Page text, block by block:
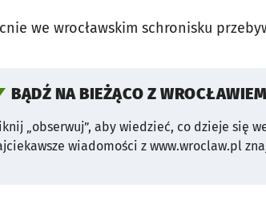
we wrocławskim schronisku
BĄDŹ NA BIEŻĄCO Z
„obserwuj”, aby wiedzieć, co dzieje się
wiadomości z www.wroclaw.pl